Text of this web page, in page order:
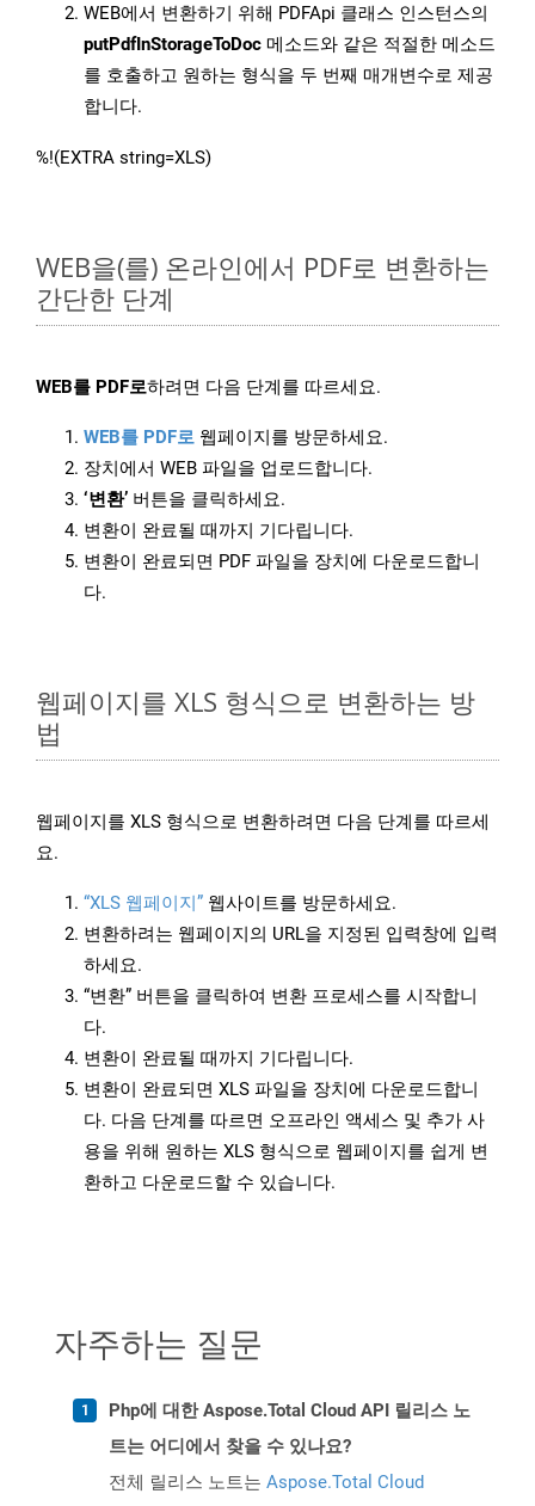
WEB에서 변환하기 위해 PDFApi 클래스 인스턴스의
putPdfInStorageToDoc 메소드와 같은 적절한 메소드
를 호출하고 원하는 형식을 두 번째 매개변수로 제공
합니다.
%!(EXTRA string=XLS)
WEB을(를) 온라인에서 PDF로 변환하는
간단한 단계
WEB를 PDF로하려면 다음 단계를 따르세요.
WEB를 PDF로 웹페이지를 방문하세요.
장치에서 WEB 파일을 업로드합니다.
‘변환’ 버튼을 클릭하세요.
변환이 완료될 때까지 기다립니다.
변환이 완료되면 PDF 파일을 장치에 다운로드합니
다.
웹페이지를 XLS 형식으로 변환하는 방
법
웹페이지를 XLS 형식으로 변환하려면 다음 단계를 따르세
요.
“XLS 웹페이지” 웹사이트를 방문하세요.
변환하려는 웹페이지의 URL을 지정된 입력창에 입력
하세요.
“변환” 버튼을 클릭하여 변환 프로세스를 시작합니
다.
변환이 완료될 때까지 기다립니다.
변환이 완료되면 XLS 파일을 장치에 다운로드합니
다. 다음 단계를 따르면 오프라인 액세스 및 추가 사
용을 위해 원하는 XLS 형식으로 웹페이지를 쉽게 변
환하고 다운로드할 수 있습니다.
자주하는 질문
Php에 대한 Aspose.Total Cloud API 릴리스 노
트는 어디에서 찾을 수 있나요?
전체 릴리스 노트는 Aspose.Total Cloud